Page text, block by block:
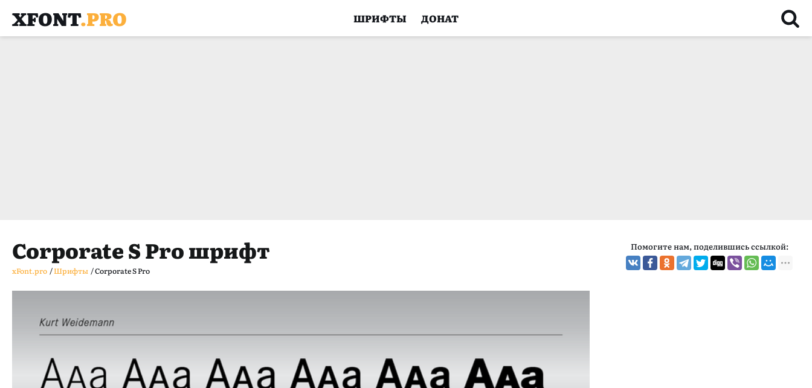
XFONT.PRO ШРИФТЫ ДОНАТ
Corporate S Pro шрифт
xFont.pro /Шрифты /Corporate S Pro
Помогите нам, поделившись ссылкой: